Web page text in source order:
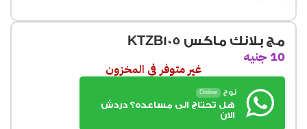
مج بلانك ماكس KTZB105
10 جنيه
غير متوفر في المخزون
نوح Online
هل تحتاج الى مساعده؟ دردش
الان